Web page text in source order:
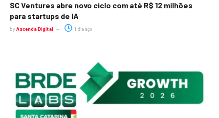
SC Ventures abre novo ciclo com até R$ 12 milhões
para startups de IA
by Ascenda Digital 1 dia ago